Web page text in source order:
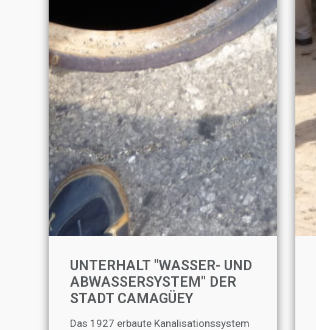
UNTERHALT "WASSER- UND
ABWASSERSYSTEM" DER
STADT CAMAGÜEY
Das 1927 erbaute Kanalisationssystem